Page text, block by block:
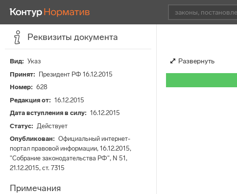
Реквизиты документа
Вид
Указ
Принят
Президент РФ 16.12.2015
Номер
628
Редакция от
16.12.2015
Дата вступления в силу
16.12.2015
Статус
Действует
Опубликован
Официальный интернет-
портал правовой информации, 16.12.2015,
"Собрание законодательства РФ", N 51,
21.12.2015, ст. 7315
Примечания
Развернуть